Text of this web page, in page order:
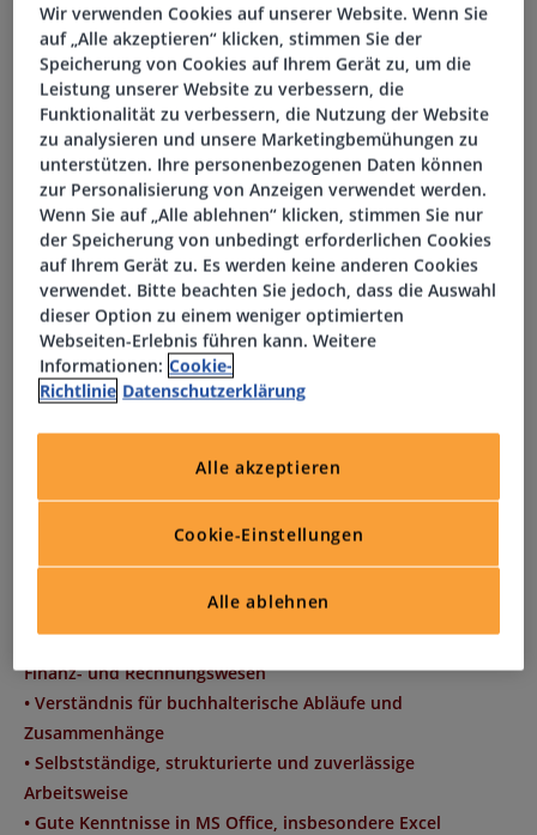
Ihre Aufgaben
• Prüfung, Kontierung und Buchung von
Eingangsrechnungen
• Durchführung und Überwachung von Zahlungsläufen
• Abstimmung von Kreditorenkonten sowie Klärung offener
Posten
• Kommunikation mit Lieferanten und internen
Abteilungen bei Rückfragen zu Rechnungen und Zahlungen
• Unterstützung bei Monats-, Quartals- und
Jahresabschlüssen
• Erstellung von Auswertungen und Übersichten für das
Rechnungswesen
Ihr Profil
vergleichbare Qualifikation
• Berufserfahrung in der Kreditorenbuchhaltung oder im
Finanz- und Rechnungswesen
• Verständnis für buchhalterische Abläufe und
Zusammenhänge
• Selbstständige, strukturierte und zuverlässige
Arbeitsweise
• Gute Kenntnisse in MS Office, insbesondere Excel
Wir verwenden Cookies auf unserer Website. Wenn Sie
auf „Alle akzeptieren“ klicken, stimmen Sie der
Speicherung von Cookies auf Ihrem Gerät zu, um die
Leistung unserer Website zu verbessern, die
Funktionalität zu verbessern, die Nutzung der Website
zu analysieren und unsere Marketingbemühungen zu
unterstützen. Ihre personenbezogenen Daten können
zur Personalisierung von Anzeigen verwendet werden.
Wenn Sie auf „Alle ablehnen“ klicken, stimmen Sie nur
der Speicherung von unbedingt erforderlichen Cookies
auf Ihrem Gerät zu. Es werden keine anderen Cookies
verwendet. Bitte beachten Sie jedoch, dass die Auswahl
dieser Option zu einem weniger optimierten
Webseiten-Erlebnis führen kann. Weitere
Informationen: Cookie-
Richtlinie Datenschutzerklärung
Cookie-Einstellungen
Alle ablehnen
Alle akzeptieren